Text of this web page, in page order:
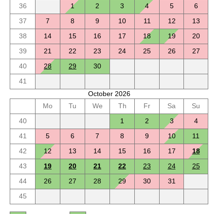
36
1 2 3 4 5
6
37
7 8 9 10 11 12
13
38
14 15 16 17 18 19
20
39
21 22 23 24 25 26
27
40
28 29
30
41
October 2026
Mo
Tu We Th Fr Sa
Su
40
1 2 3
4
41
5 6 7 8 9 10
11
42
12 13 14 15 16 17
18
43
19 20 21 22 23 24
25
44
26 27 28 29 30
31
45